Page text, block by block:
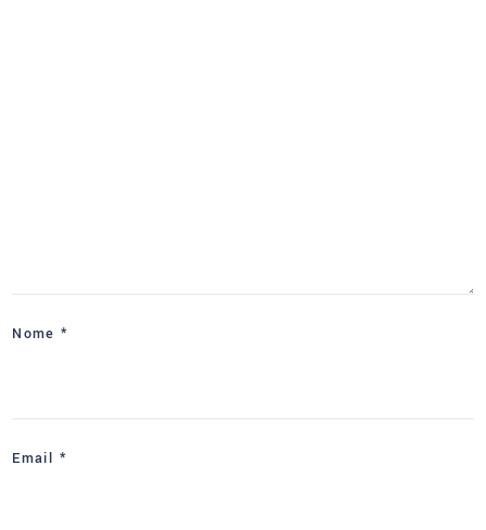
Nome*
Email *